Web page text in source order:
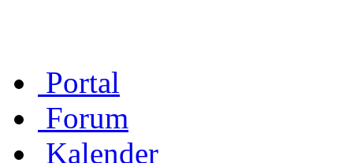
Portal
Forum
Kalender